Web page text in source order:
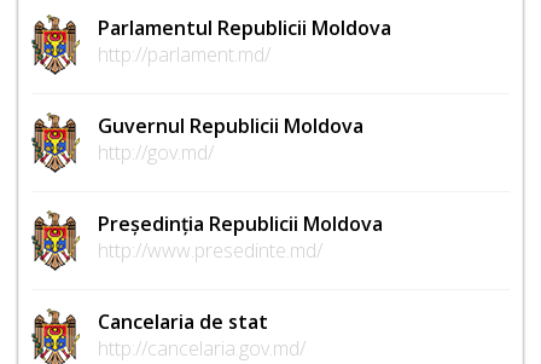
Parlamentul Republicii Moldova
http://parlament.md/
Guvernul Republicii Moldova
http://gov.md/
Președinția Republicii Moldova
http://www.presedinte.md/
Cancelaria de stat
http://cancelaria.gov.md/